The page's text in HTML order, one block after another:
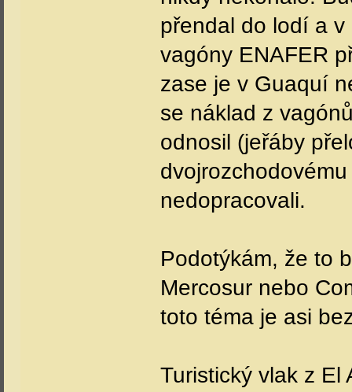
přendal do lodí a
vagóny ENAFER
zase je v Guaquí
se náklad z
odnosil (jeřáby
nedopracovali.
Podotýkám, že to
Mercosur nebo
toto téma je asi
Turistický vlak z